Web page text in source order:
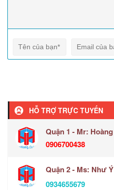
HỖ TRỢ TRỰC TUYẾN
Quận 1 - Mr: Hoàng
0906700438
Quận 2 - Ms: Như Ý
0934655679